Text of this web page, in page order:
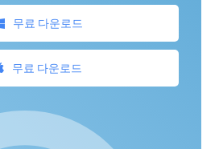
무료 다운로드
무료 다운로드